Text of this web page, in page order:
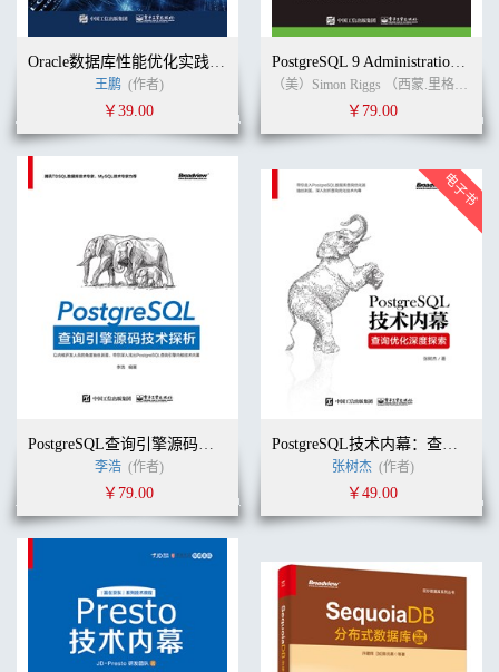
Oracle数据库性能优化实践指南
王鹏 (作者)
￥39.00
PostgreSQL 9 Administration Cookbook （第2版）中文版
（美）Simon Riggs （西蒙.里格斯）, Gianni Ciolli（贾尼.乔里）, Hannu Krosing（汉努.克劳辛）, Gabriele Bartolini（加布里埃.巴托里尼） (作者)
￥79.00
PostgreSQL查询引擎源码技术探析
李浩 (作者)
￥79.00
PostgreSQL技术内幕：查询优化深度探索
张树杰 (作者)
￥49.00